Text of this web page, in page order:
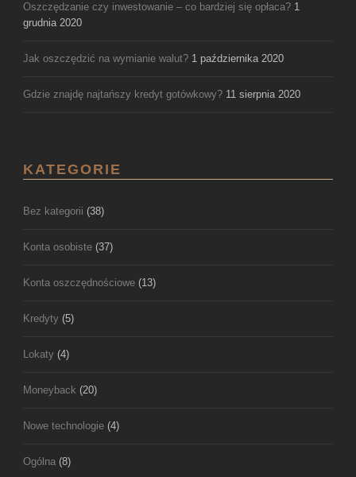
Oszczędzanie czy inwestowanie – co bardziej się opłaca? 1
grudnia 2020
Jak oszczędzić na wymianie walut? 1 października 2020
Gdzie znajdę najtańszy kredyt gotówkowy? 11 sierpnia 2020
KATEGORIE
Bez kategorii (38)
Konta osobiste (37)
Konta oszczędnościowe (13)
Kredyty (5)
Lokaty (4)
Moneyback (20)
Nowe technologie (4)
Ogólna (8)